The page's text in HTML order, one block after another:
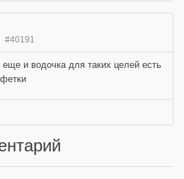
#40191
и водочка для таких целей есть